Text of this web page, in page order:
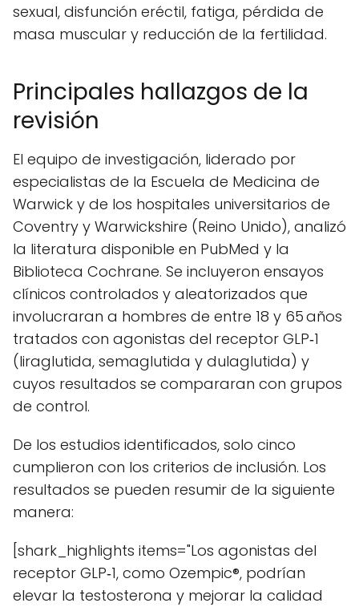
sexual, disfunción eréctil, fatiga, pérdida de
masa muscular y reducción de la fertilidad.
Principales hallazgos de la
revisión
El equipo de investigación, liderado por
especialistas de la Escuela de Medicina de
Warwick y de los hospitales universitarios de
Coventry y Warwickshire (Reino Unido), analizó
la literatura disponible en PubMed y la
Biblioteca Cochrane. Se incluyeron ensayos
clínicos controlados y aleatorizados que
involucraran a hombres de entre 18 y 65 años
tratados con agonistas del receptor GLP‑1
(liraglutida, semaglutida y dulaglutida) y
cuyos resultados se compararan con grupos
de control.
De los estudios identificados, solo cinco
cumplieron con los criterios de inclusión. Los
resultados se pueden resumir de la siguiente
manera:
[shark_highlights items="Los agonistas del
receptor GLP‑1, como Ozempic®, podrían
elevar la testosterona y mejorar la calidad